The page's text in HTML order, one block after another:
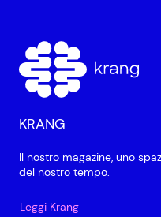
KRANG
Il nostro magazine, uno
del nostro tempo.
Leggi Krang